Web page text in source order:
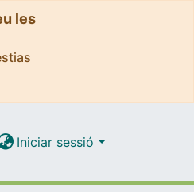
les
Iniciar sessió